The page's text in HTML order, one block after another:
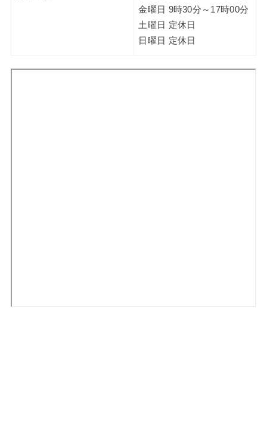
金曜日 9時30分～17時00分
土曜日 定休日
日曜日 定休日